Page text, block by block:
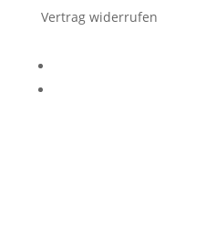
Vertrag widerrufen